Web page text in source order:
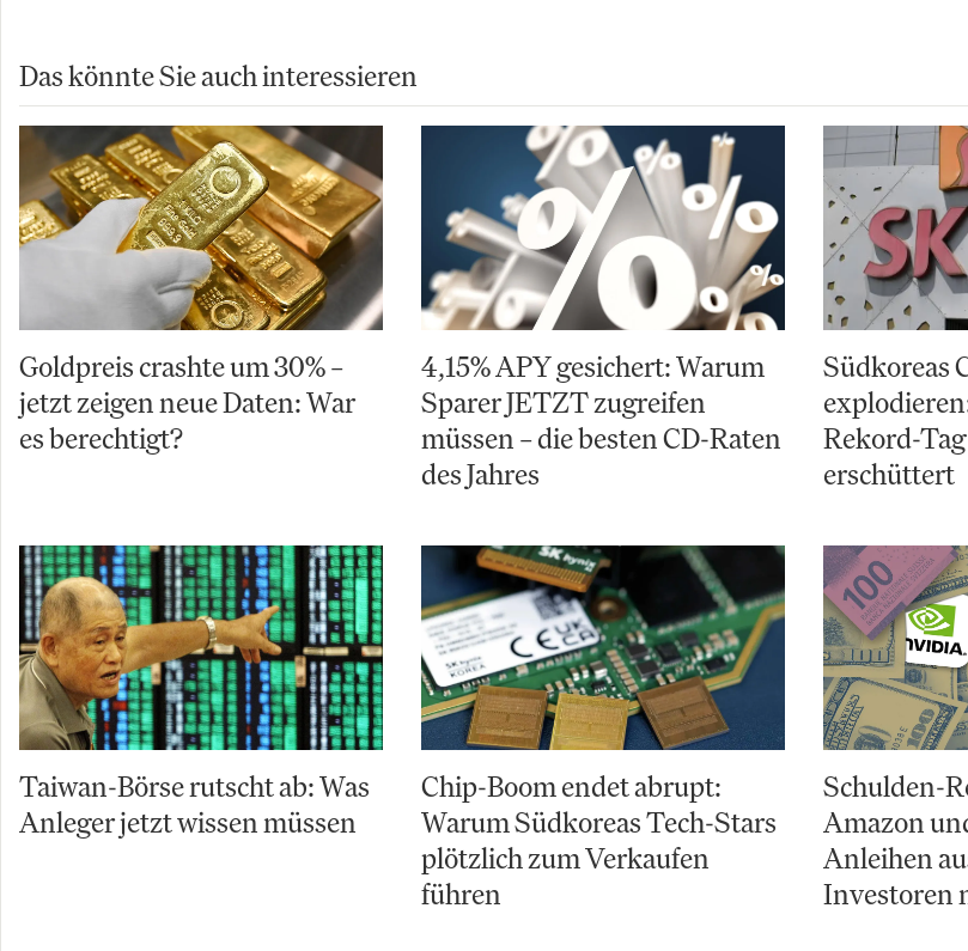
Das könnte Sie auch interessieren
Goldpreis crashte um 30% –
jetzt zeigen neue Daten: War
es berechtigt?
4,15% APY gesichert: Warum
Sparer JETZT zugreifen
müssen – die besten CD-Raten
des Jahres
Südkoreas
Rekord-
erschüttert
Taiwan-Börse rutscht ab: Was
Anleger jetzt wissen müssen
Chip-Boom endet abrupt:
Warum Südkoreas Tech-Stars
plötzlich zum Verkaufen
führen
Schulden-
Amazon
Anleihen
Investoren